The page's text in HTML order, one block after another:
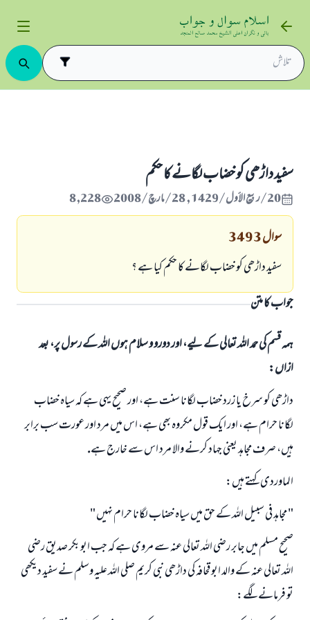
سفيد داڑھى كو خضاب لگانے كا حكم
20/ربيع الأول/1429 , 28/مارچ/2008 8,228
سوال3493
سفيد داڑھى كو خضاب لگانے كا حكم كيا ہے ؟
جواب کا متن
ہمہ قسم کی حمد اللہ تعالی کے لیے، اور دورو و سلام ہوں اللہ کے رسول پر، بعد
ازاں:
داڑھى كو سرخ يا زرد خضاب لگانا سنت ہے، اور صحيح يہى ہے كہ سياہ خضاب
لگانا حرام ہے، اور ايك قول مكروہ بھى ہے، اس ميں مرد اور عورت سب برابر
ہيں، صرف مجاہد يعنى جہاد كرنے والا مرد اس سے خارج ہے.
الماوردى كہتے ہيں:
" مجاہد فى سبيل اللہ كے حق ميں سياہ خضاب لگانا حرام نہيں "
صحيح مسلم ميں جابر رضى اللہ تعالى عنہ سے مروى ہے كہ جب ابو بكر صديق رضى
اللہ تعالى عنہ كے والد ابو قحافہ كى داڑھى نبى كريم صلى اللہ عليہ وسلم نے سفيد ديكھى
تو فرمانے لگے: